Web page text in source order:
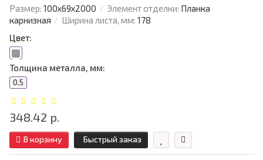
Размер: 100х69х2000 Элемент отделки: Планка
карнизная
Ширина листа, мм: 178
Цвет:
Толщина металла, мм:
0.5
348.42 р.
В корзину Быстрый заказ